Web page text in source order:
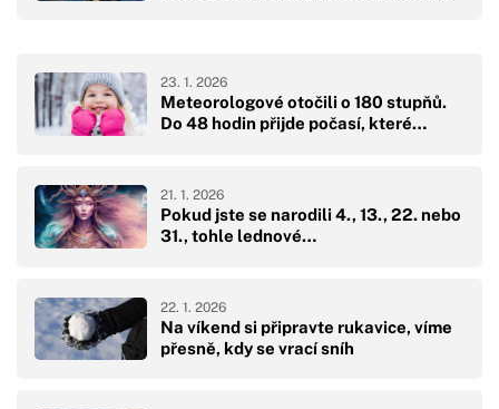
Meteorologové otočili o 180 stupňů.
Do 48 hodin přijde počasí, které…
23. 1. 2026
Pokud jste se narodili 4., 13., 22. nebo
31., tohle lednové…
21. 1. 2026
Na víkend si připravte rukavice, víme
přesně, kdy se vrací sníh
22. 1. 2026